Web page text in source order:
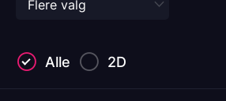
Alle 2D